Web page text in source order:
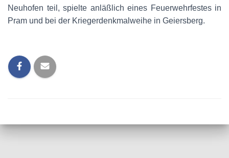
Neuhofen teil, spielte anläßlich eines Feuerwehrfestes in
Pram und bei der Kriegerdenkmalweihe in Geiersberg.